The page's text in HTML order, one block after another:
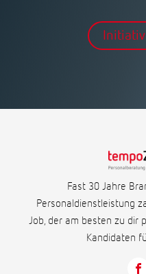
Fast 30 Jahre
Personaldienstleistung
Job, der am besten zu dir
Kandidaten